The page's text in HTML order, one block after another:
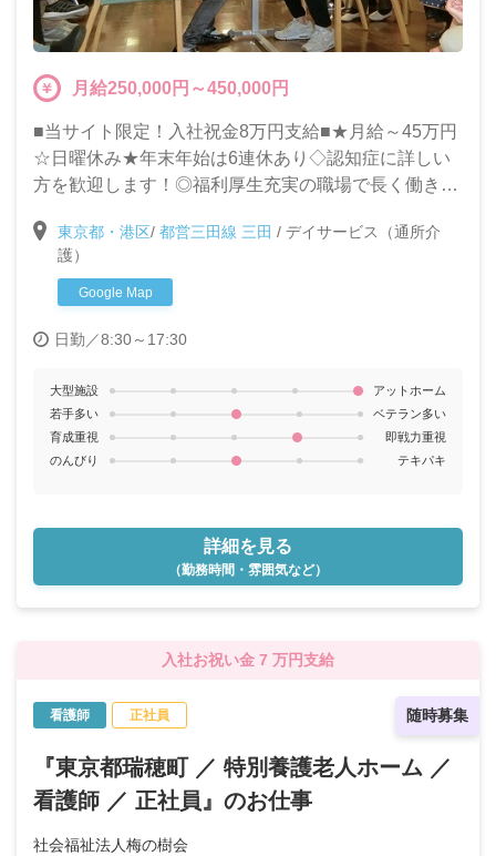
月給250,000円～450,000円
■当サイト限定！入社祝金8万円支給■★月給～45万円
☆日曜休み★年末年始は6連休あり◇認知症に詳しい
方を歓迎します！◎福利厚生充実の職場で長く働きま
東京都・港区/ 都営三田線 三田 / デイサービス（通所介
護）
Google Map
日勤／8:30～17:30
大型施設
アットホーム
若手多い
ベテラン多い
育成重視
即戦力重視
のんびり
テキパキ
詳細を見る
（勤務時間・雰囲気など）
入社お祝い金 7 万円支給
随時募集
看護師 正社員
『東京都瑞穂町 ／ 特別養護老人ホーム ／
看護師 ／ 正社員』のお仕事
社会福祉法人梅の樹会